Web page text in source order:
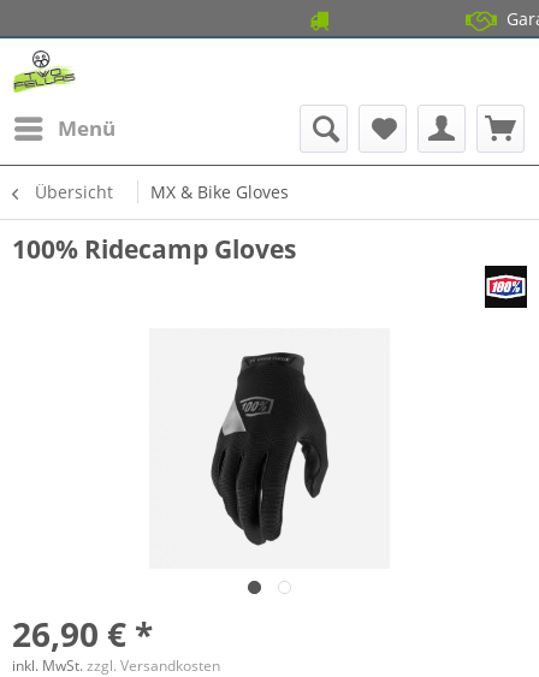
14 Tage Gratis
Menü
Übersicht MX & Bike Gloves
100% Ridecamp Gloves
26,90 € *
inkl. MwSt.zzgl. Versandkosten